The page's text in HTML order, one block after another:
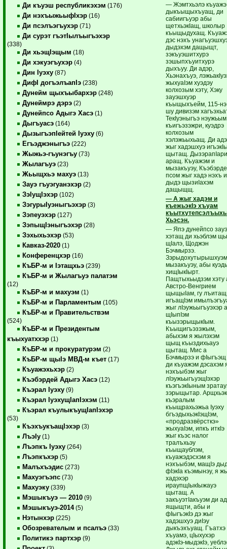
Ди къуэш республикэхэм (176)
Ди нэхъыжьыфIхэр (16)
Ди псэлъэгъухэр (71)
Ди сурэт гъэтIылъыгъэхэр
(338)
Ди хьэщIэщым (18)
Ди хэкуэгъухэр (4)
Дин Iуэху (87)
ДифI догъэлъапIэ (238)
Дунейм щыхъыбархэр (248)
Дунеймрэ дэрэ (2)
Дунейпсо Адыгэ Хасэ (1)
Дыгъуасэ (164)
ДызыгъэпIейтей Iуэху (6)
Егъэджэныгъэ (222)
Жыжьэ-гъунэгъу (73)
Жылагъуэ (23)
Жьыщхьэ махуэ (13)
Зауэ гъуэгуанэхэр (2)
ЗэIущIэхэр (102)
ЗэгурыIуэныгъэхэр (3)
Зэпеуэхэр (127)
ЗэпыщIэныгъэхэр (28)
Зэхыхьэхэр (53)
Кавказ-2020 (1)
Конференцхэр (16)
КъБР-м и Iэтащхьэ (239)
КъБР-м и Жылагъуэ палатэм
(12)
КъБР-м и махуэм (1)
КъБР-м и Парламентым (105)
КъБР-м и Правительствэм
(524)
КъБР-м и Президентым
къыхуатххэр (1)
КъБР-м и прокуратурэм (2)
КъБР-м щыIэ МВД-м къет (17)
Къуажэхьхэр (2)
Къэбэрдей Адыгэ Хасэ (12)
Къэрал Iуэху (9)
Къэрал IуэхущIапIэхэм (11)
Къэрал къулыкъущIапIэхэр
(53)
КъэхъукъащIэхэр (3)
ЛъэIу (1)
Лъэпкъ Iуэху (264)
Лъэпкъхэр (5)
Малъхъэдис (273)
Махуэгъэпс (73)
Махуэку (339)
Мэшыкъуэ — 2010 (9)
Мэшыкъуэ-2014(5)
Нэтынхэр (225)
Обозревателым и псалъэ (33)
Политикэ партхэр (9)
— Жэмтхьэлэ къуажэ
дыкъыщыхъуащ, ди
сабиигъуэр абы
щетхьэкIащ, школыр
къыщыдухащ.
дэс нэхъ
дыдэхэм дащыщт,
зэкъуэшитхурэ
зэшыпхъуитхурэ
дыхъуу. Ди адэр,
Хьэнахъуэ,
жыхуаIэм хуэдэу
колхозым хэту, Хэку
зауэшхуэр
къыщыхъейм, 115-нэ
шу дивизэм
ТекIуэныгъэ нэужьым
къигъэзэжри, куэдрэ
колхозым
хэлэжьыхьащ. Ди
жыг хадэшхуэ
щытащ.
аращ. Къуажэм и
мызакъуэу,
псом жыг хадэ нэхъ
дыдэ щызиIахэм
дащыщщ.
— А жыг хадэм и
къежьэкIэ хъуам
Хьэсэн.
— Япэ дунейпсо
хэтащ ди хьэблэм
щIалэ, Щоджэн
Бэчмырзэ.
мызакъуэу, абы
хищIыкIырт.
Пащтыхьыдзэм хэту
Австро-Венгрием
щыщыIам, гу лъитащ
игъащIэм
жыг лIэужьыгъуэхэр
щIыпIэм
къызэрыщыкIым.
Къыщигъэзэжым,
абыхэм я жылэхэм
щыщ къыздихьауэ
щытащ. Мис а
Бэчмырзэ и фIыгъэщ
ди къуажэм дэсахэм
нэхъыбэм жыг
лIэужьыгъуэщIэхэр
къэгъэкIыным
зэрыщытар.
къэралым
къыщрахьэжьа Iуэху
бгъэдыхьэкIэщIэм,
«продразвёрсткэ»
жыхуаIэм, ипкъ иткIэ
жыг къэс налог
тралъхьэу
къыщаублэм,
къуажэдэсхэм я
нэхъыбэм, мащIэ
фIэкIа къэмынэу, я
хадэхэр
ираупщIыкIыжауэ
щытащ. А
закъуэтIакъуэм ди
ящыщти, абы и
фIыгъэкIэ дэ жыг
хадэшхуэ диIэу
дыкъэхъуащ. Гъатхэ
хъуамэ, цIыхухэр
адэкIэ-мыдэкIэ,